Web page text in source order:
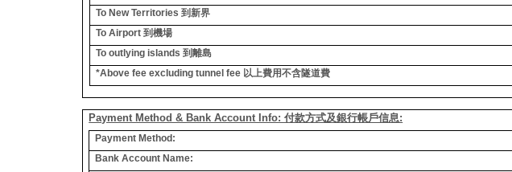
To New Territories 到新界
To Airport 到機場
To outlying islands 到離島
*Above fee excluding tunnel fee 以上費用不含隧道費
Payment Method & Bank Account Info: 付款方式及銀行帳戶信息:
Payment Method:
Bank Account Name: